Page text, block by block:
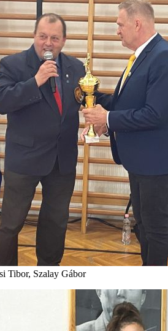
Tibor, Szalay Gábor